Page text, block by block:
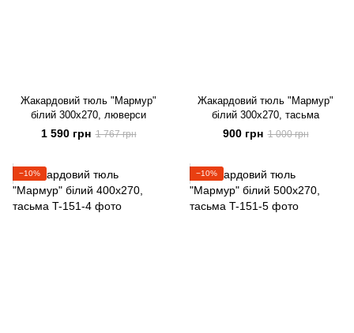
Жакардовий тюль "Мармур"
білий 300х270, люверси
1 590 грн 1 767 грн
Жакардовий тюль "Мармур"
білий 300х270, тасьма
900 грн 1 000 грн
−10% −10%